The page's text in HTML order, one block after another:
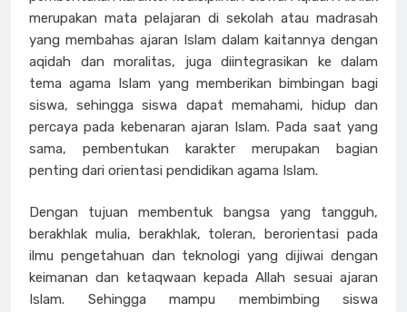
merupakan mata pelajaran di sekolah atau madrasah
yang membahas ajaran Islam dalam kaitannya dengan
aqidah dan moralitas, juga diintegrasikan ke dalam
tema agama Islam yang memberikan bimbingan bagi
siswa, sehingga siswa dapat memahami, hidup dan
percaya pada kebenaran ajaran Islam. Pada saat yang
sama, pembentukan karakter merupakan bagian
penting dari orientasi pendidikan agama Islam.
Dengan tujuan membentuk bangsa yang tangguh,
berakhlak mulia, berakhlak, toleran, berorientasi pada
ilmu pengetahuan dan teknologi yang dijiwai dengan
keimanan dan ketaqwaan kepada Allah sesuai ajaran
Islam. Sehingga mampu membimbing siswa